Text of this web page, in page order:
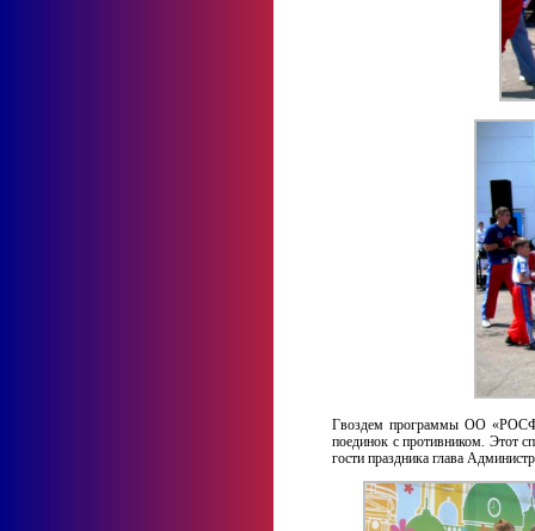
Гвоздем программы ОО
поединок с противником. Этот
гости праздника глава